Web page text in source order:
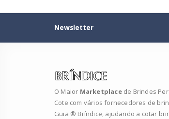
Newsletter
O Maior Marketplace de Brindes
Cote com vários fornecedores de
Guia ® Bríndice, ajudando a cotar